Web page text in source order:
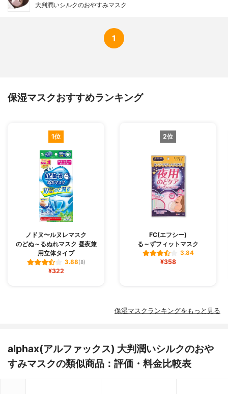
大判潤いシルクのおやすみマスク
1
保湿マスクおすすめランキング
1位
ノドヌ〜ルヌレマスク
のどぬ～るぬれマスク 昼夜兼
用立体タイプ
3.88(8)
¥322
2位
FC(エフシー)
る～ずフィットマスク
3.84
¥358
保湿マスクランキングをもっと見る
alphax(アルファックス) 大判潤いシルクのおや
すみマスクの類似商品：評価・料金比較表